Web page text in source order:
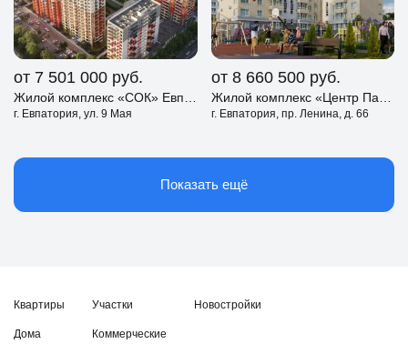
от 7 501 000 руб.
г. Евпатория, ул. 9 Мая
от 8 660 500 руб.
г. Евпатория, пр. Ленина, д. 66
Показать ещё
Квартиры
Дома
Участки
Коммерческие
Новостройки